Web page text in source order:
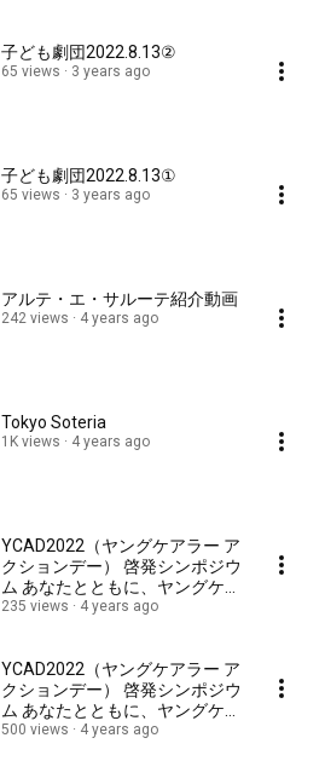
子ども劇団2022.8.13②
65 views 3 years ago
子ども劇団2022.8.13①
65 views 3 years ago
アルテ・エ・サルーテ紹介動画
242 views 4 years ago
Tokyo Soteria
1K views 4 years ago
YCAD2022（ヤングケアラー ア
クションデー） 啓発シンポジウ
ム あなたとともに、ヤングケア
ラーのより良い暮らしを⽀える
235 views 4 years ago
YCAD2022（ヤングケアラー ア
クションデー） 啓発シンポジウ
ム あなたとともに、ヤングケア
ラーのより良い暮らしを⽀える
500 views 4 years ago